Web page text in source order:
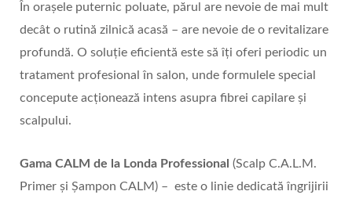
În orașele puternic poluate, părul are nevoie de mai mult
decât o rutină zilnică acasă – are nevoie de o revitalizare
profundă. O soluție eficientă este să îți oferi periodic un
tratament profesional în salon, unde formulele special
concepute acționează intens asupra fibrei capilare și
scalpului.
Gama CALM de la Londa Professional (Scalp C.A.L.M.
Primer și Șampon CALM) – este o linie dedicată îngrijirii